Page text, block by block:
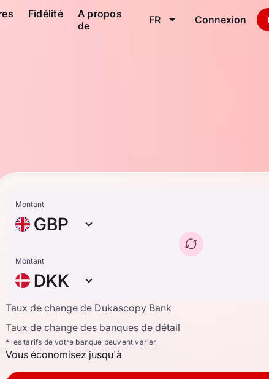
Fidélité
A propos
de
FR Connexion
Montant
GBP
Montant
DKK
Taux de change de Dukascopy Bank
Taux de change des banques de détail
* les tarifs de votre banque peuvent varier
Vous économisez jusqu'à